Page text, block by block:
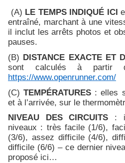
(A) LE TEMPS INDIQUÉ ICI
entraîné, marchant à une
il inclut les arrêts photos et
pauses.
(B) DISTANCE EXACTE ET
sont calculés à partir
https://www.openrunner.com/
(C)TEMPÉRATURES : elles
et à l’arrivée, sur le
NIVEAU DES CIRCUITS :
niveaux : très facile (1/6),
(3/6), assez difficile (4/6),
difficile (6/6) – ce dernier
proposé ici…